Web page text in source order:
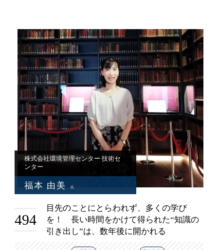
494
目先のことにとらわれず、多くの学び
を！ 長い時間をかけて得られた“知識の
引き出し”は、数年後に開かれる
福本 由美 氏
株式会社環境管理センター 技術セ
ンター